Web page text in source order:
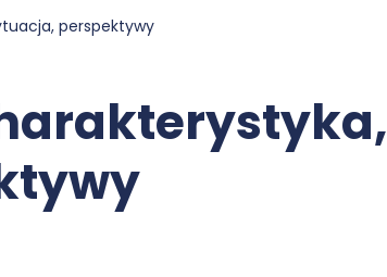
perspektywy